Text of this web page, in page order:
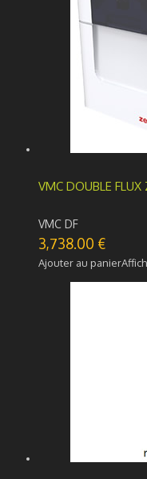
VMC DOUBLE
VMC DF
3,738.00 €
Ajouter au panier